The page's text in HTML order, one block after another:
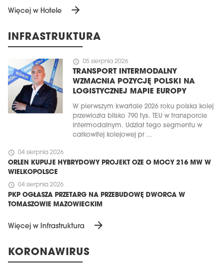
Więcej w Hotele arrow_forward
INFRASTRUKTURA
schedule 05 sierpnia 2026
TRANSPORT INTERMODALNY
WZMACNIA POZYCJĘ POLSKI NA
LOGISTYCZNEJ MAPIE EUROPY
W pierwszym kwartale 2026 roku polska kolej
przewiozła blisko 790 tys. TEU w transporcie
intermodalnym. Udział tego segmentu w
całkowitej kolejowej pr ...
schedule 04 sierpnia 2026
ORLEN KUPUJE HYBRYDOWY PROJEKT OZE O MOCY 216 MW W
WIELKOPOLSCE
schedule 04 sierpnia 2026
PKP OGŁASZA PRZETARG NA PRZEBUDOWĘ DWORCA W
TOMASZOWIE MAZOWIECKIM
Więcej w Infrastruktura arrow_forward
KORONAWIRUS